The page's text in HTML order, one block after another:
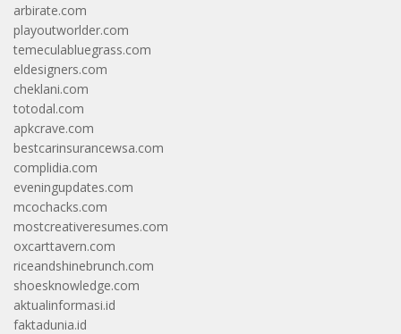
arbirate.com
playoutworlder.com
temeculabluegrass.com
eldesigners.com
cheklani.com
totodal.com
apkcrave.com
bestcarinsurancewsa.com
complidia.com
eveningupdates.com
mcochacks.com
mostcreativeresumes.com
oxcarttavern.com
riceandshinebrunch.com
shoesknowledge.com
aktualinformasi.id
faktadunia.id